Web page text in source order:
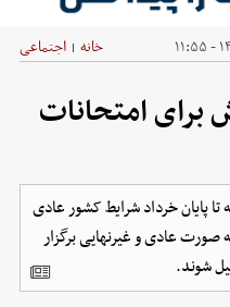
خانه | اجتماعی
امتحانات
پایان خرداد شرایط کشور عادی
صورت عادی و غیرنهایی برگزار
شوند.